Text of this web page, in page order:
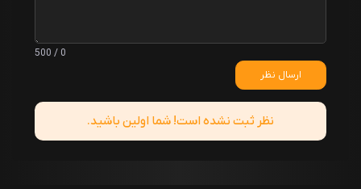
0 / 500
ارسال نظر
نظر ثبت نشده است! شما اولین باشید.